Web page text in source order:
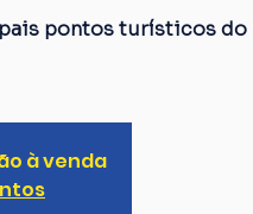
pontos turísticos do
à venda